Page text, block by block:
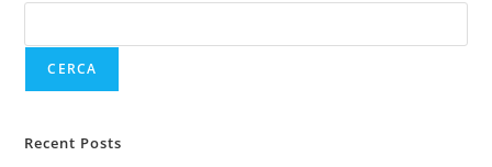
CERCA
Recent Posts